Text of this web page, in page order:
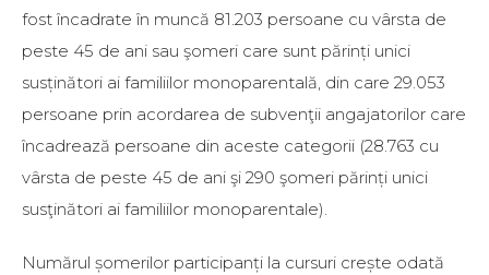
fost încadrate în muncă 81.203 persoane cu vârsta de
peste 45 de ani sau şomeri care sunt părinți unici
susținători ai familiilor monoparentală, din care 29.053
persoane prin acordarea de subvenţii angajatorilor care
încadrează persoane din aceste categorii (28.763 cu
vârsta de peste 45 de ani şi 290 şomeri părinți unici
susţinători ai familiilor monoparentale).
Numărul șomerilor participanți la cursuri crește odată